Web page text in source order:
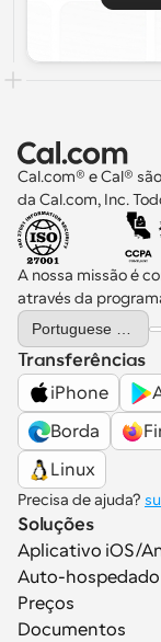
Cal.com® e Cal®
da Cal.com, Inc.
A nossa missão é
através da
Select Language
Transferências
iPhone
Borda
Linux
Precisa de ajuda?
Soluções
Aplicativo iOS/
Auto-hospedado
Preços
Documentos